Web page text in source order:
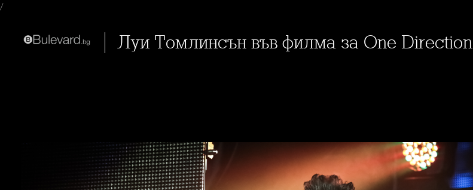
/
Луи Томлинсън във филма за One Direction